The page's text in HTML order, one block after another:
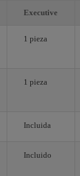
Executive
1 pieza
1 pieza
Incluida
Incluido